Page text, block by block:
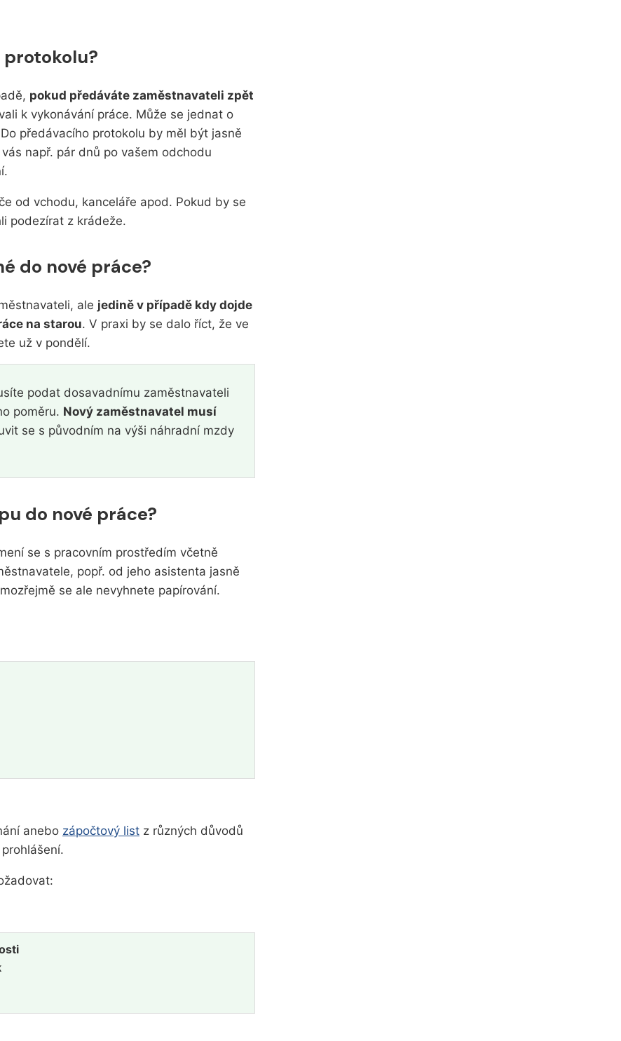
pokud předáváte zaměstnavateli zpět
k vykonávání práce. Může se jednat o
předávacího protokolu by měl být jasně
např. pár dnů po vašem odchodu
od vchodu, kanceláře apod. Pokud by se
podezírat z krádeže.
do nové práce?
ale jedině v případě kdy dojde
na starou. V praxi by se dalo říct, že ve
už v pondělí.
podat dosavadnímu zaměstnavateli
poměru. Nový zaměstnavatel musí
se s původním na výši náhradní mzdy
do nové práce?
se s pracovním prostředím včetně
popř. od jeho asistenta jasně
se ale nevyhnete papírování.
anebo zápočtový list z různých důvodů